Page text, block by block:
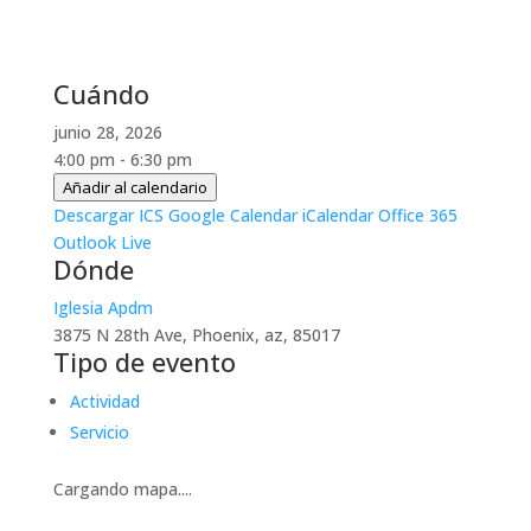
Cuándo
junio 28, 2026
4:00 pm - 6:30 pm
Añadir al calendario
Descargar ICS Google Calendar iCalendar Office 365
Outlook Live
Dónde
Iglesia Apdm
3875 N 28th Ave, Phoenix, az, 85017
Tipo de evento
Actividad
Servicio
Cargando mapa....